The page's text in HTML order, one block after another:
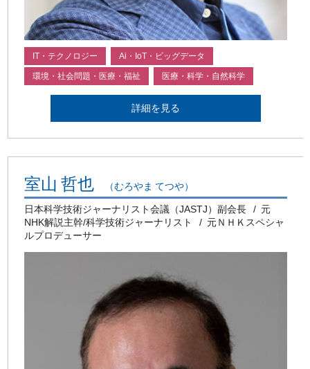
IT・テクノロジー Ai・IoT・ビッグデータ
環境・社会問題・医療・福祉 医療・科学・自然科学
詳細を見る
室山 哲也 （むろやま てつや）
日本科学技術ジャーナリスト会議（JASTJ）副会長
元
NHK解説主幹/科学技術ジャーナリスト
元ＮＨＫスペシャ
ルプロデューサー